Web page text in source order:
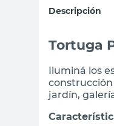
Descripción
Tortuga
Iluminá los
jardín,